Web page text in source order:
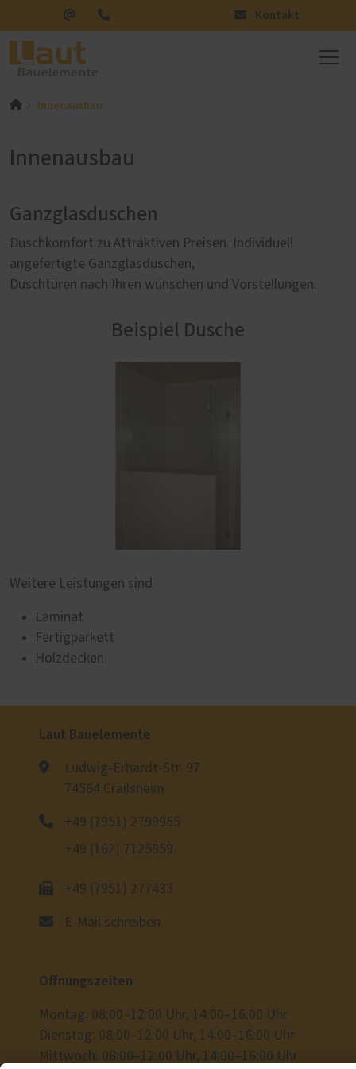
Kontakt
Innenausbau
Innenausbau
Ganzglasduschen
Duschkomfort zu Attraktiven Preisen. Individuell
angefertigte Ganzglasduschen,
Duschtüren nach Ihren wünschen und Vorstellungen.
Beispiel Dusche
Weitere Leistungen sind
Laminat
Fertigparkett
Holzdecken
Laut Bauelemente
Ludwig-Erhardt-Str. 97
74564 Crailsheim
+49 (7951) 2799955
+49 (162) 7125959
+49 (7951) 277433
E-Mail schreiben
Öffnungszeiten
Montag: 08:00–12:00 Uhr, 14:00–16:00 Uhr
Dienstag: 08:00–12:00 Uhr, 14:00–16:00 Uhr
Mittwoch: 08:00–12:00 Uhr, 14:00–16:00 Uhr